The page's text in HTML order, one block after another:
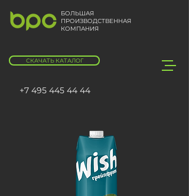
СКАЧАТЬ КАТАЛОГ
+7 495 445 44 44
БОЛЬШАЯ
ПРОИЗВОДСТВЕННАЯ
КОМПАНИЯ